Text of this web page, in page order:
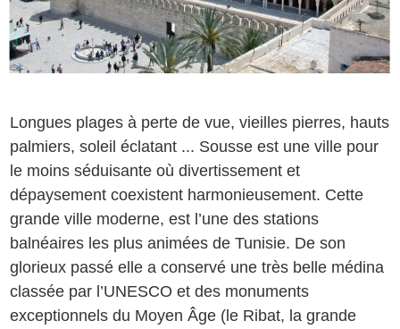
Longues plages à perte de vue, vieilles pierres, hauts
palmiers, soleil éclatant ... Sousse est une ville pour
le moins séduisante où divertissement et
dépaysement coexistent harmonieusement. Cette
grande ville moderne, est l’une des stations
balnéaires les plus animées de Tunisie. De son
glorieux passé elle a conservé une très belle médina
classée par l’UNESCO et des monuments
exceptionnels du Moyen Âge (le Ribat, la grande